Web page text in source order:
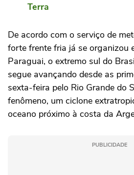
Terra
De acordo com o serviço de
forte frente fria já se organizou
Paraguai, o extremo sul do
segue avançando desde as
sexta-feira pelo Rio Grande do
fenômeno, um ciclone
oceano próximo à costa da
PUBLICIDADE